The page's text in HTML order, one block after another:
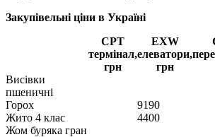
Закупівельні ціни в Україні
CPT
термінал,
грн
EXW
елеватори,
грн
Висівки
пшеничні
Горох
9190
Жито 4 клас
4400
Жом буряка гран